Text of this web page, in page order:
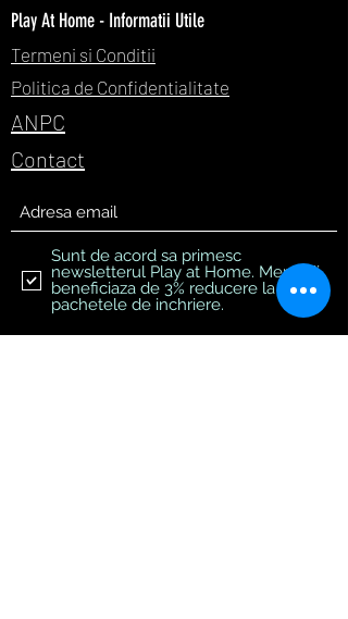
Play At Home - Informatii Utile
Termeni si Conditii
Politica de Confidentialitate
ANPC
Contact
Sunt de acord sa primesc
newsletterul Play at Home. Membrii
beneficiaza de 3% reducere la
pachetele de inchriere.